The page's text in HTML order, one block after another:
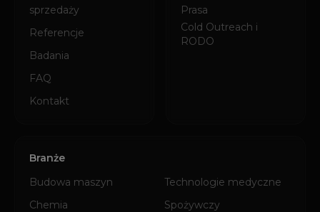
sprzedaży
Referencje
Badania
FAQ
Kontakt
Prasa
Cold Outreach i
RODO
Branże
Budowa maszyn
Technologie medyczne
Chemia
Spożywczy